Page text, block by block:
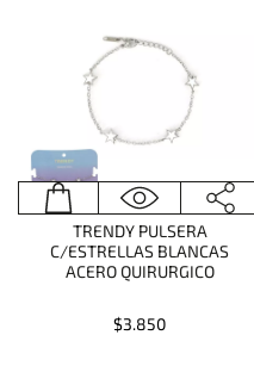
TRENDY PULSERA
C/ESTRELLAS BLANCAS
ACERO QUIRURGICO
$3.850